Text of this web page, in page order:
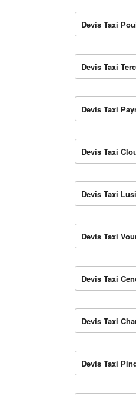
Devis Taxi
Devis Taxi
Devis Taxi
Devis Taxi
Devis Taxi
Devis Taxi
Devis Taxi
Devis Taxi
Devis Taxi